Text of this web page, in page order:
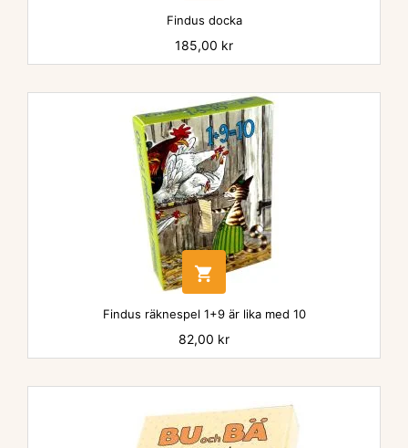
Findus docka
Pris
185,00 kr

Findus räknespel 1+9 är lika med 10
Pris
82,00 kr